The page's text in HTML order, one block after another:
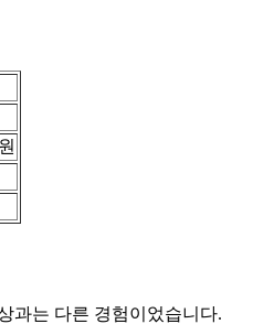
과는 다른 경험이었습니다.